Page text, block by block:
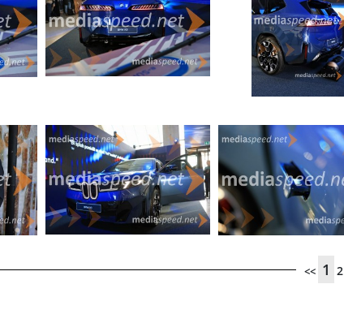
<< 1 2